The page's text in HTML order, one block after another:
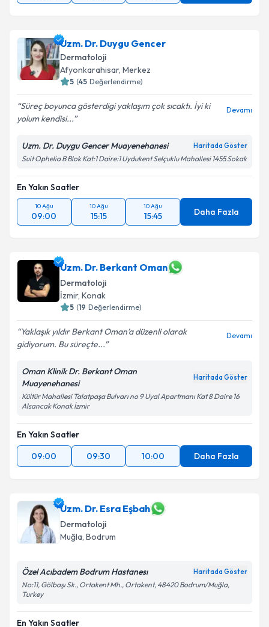
Uzm. Dr. Duygu Gencer
Dermatoloji
Afyonkarahisar, Merkez
5 (45 Değerlendirme)
Süreç boyunca gösterdigi yaklaşım çok sıcaktı. İyi ki
yolum kendisi...
Devamı
Uzm. Dr. Duygu Gencer Muayenehanesi Haritada Göster
Suit Ophelia B Blok Kat:1 Daire:1 Uydukent Selçuklu Mahallesi 1455 Sokak
En Yakın Saatler
10 Ağu
09:00
10 Ağu
15:15
10 Ağu
15:45 Daha Fazla
Uzm. Dr. Berkant Oman
Dermatoloji
İzmir, Konak
5 (19 Değerlendirme)
Yaklaşık yıldır Berkant Oman’a düzenli olarak
gidiyorum. Bu süreçte...
Devamı
Oman Klinik Dr. Berkant Oman
Muayenehanesi
Haritada Göster
Kültür Mahallesi Talatpaşa Bulvarı no 9 Uyal Apartmanı Kat 8 Daire 16
Alsancak Konak İzmir
En Yakın Saatler
09:00
09:30 10:00 Daha Fazla
Uzm. Dr. Esra Eşbah
Dermatoloji
Muğla, Bodrum
Özel Acıbadem Bodrum Hastanesı Haritada Göster
No:11, Gölbaşı Sk., Ortakent Mh., Ortakent, 48420 Bodrum/Muğla,
Turkey
En Yakın Saatler